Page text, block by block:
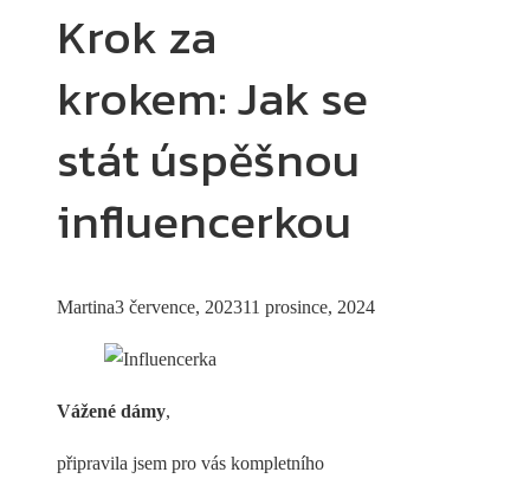
Krok za
krokem: Jak se
stát úspěšnou
influencerkou
Martina3 července, 202311 prosince, 2024
Vážené dámy,
připravila jsem pro vás kompletního